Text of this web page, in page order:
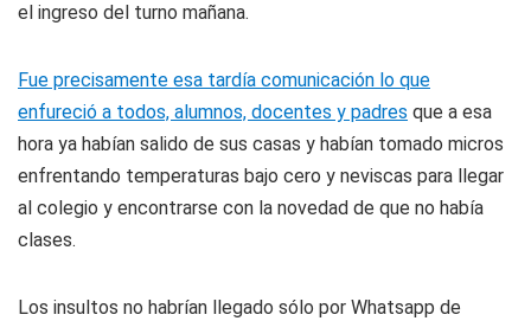
el ingreso del turno mañana.
Fue precisamente esa tardía comunicación lo que
enfureció a todos, alumnos, docentes y padres que a esa
hora ya habían salido de sus casas y habían tomado micros
enfrentando temperaturas bajo cero y neviscas para llegar
al colegio y encontrarse con la novedad de que no había
clases.
Los insultos no habrían llegado sólo por Whatsapp de